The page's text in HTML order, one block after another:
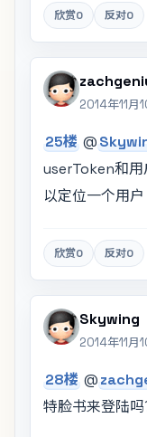
欣赏0 反对0
2014年11月
25楼@
userToken和用
以定位一个用户
欣赏0 反对0
Skywing
2014年11月
28楼@
特脸书来登陆